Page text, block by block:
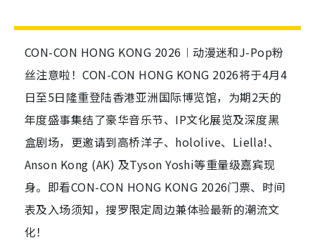
CON-CON HONG KONG 2026︱动漫迷和J-Pop粉
丝注意啦！CON-CON HONG KONG 2026将于4月4
日至5日隆重登陆香港亚洲国际博览馆，为期2天的
年度盛事集结了豪华音乐节、IP文化展览及深度黑
盒剧场，更邀请到高桥洋子、hololive、Liella!、
Anson Kong (AK) 及Tyson Yoshi等重量级嘉宾现
身。即看CON-CON HONG KONG 2026门票、时间
表及入场须知，搜罗限定周边兼体验最新的潮流文
化！